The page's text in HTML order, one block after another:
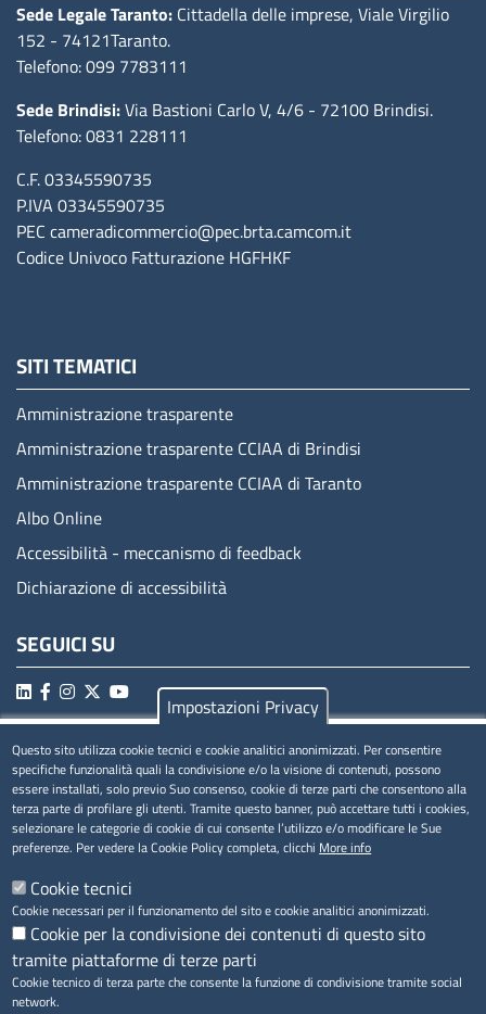
Sede Legale Taranto: Cittadella delle imprese, Viale Virgilio
152 - 74121Taranto.
Telefono: 099 7783111
Sede Brindisi:Via Bastioni Carlo V, 4/6 - 72100 Brindisi.
Telefono: 0831 228111
C.F. 03345590735
P.IVA 03345590735
PEC cameradicommercio@pec.brta.camcom.it
Codice Univoco Fatturazione HGFHKF
SITI TEMATICI
Amministrazione trasparente
Amministrazione trasparente CCIAA di Brindisi
Amministrazione trasparente CCIAA di Taranto
Albo Online
Accessibilità - meccanismo di feedback
Dichiarazione di accessibilità
SEGUICI SU
MENÚ PRIVACY
Privacy
Cookie
Note legali
Accesso riservato
Impostazioni Privacy
Questo sito utilizza cookie tecnici e cookie analitici anonimizzati. Per consentire
specifiche funzionalità quali la condivisione e/o la visione di contenuti, possono
essere installati, solo previo Suo consenso, cookie di terze parti che consentono alla
terza parte di profilare gli utenti. Tramite questo banner, può accettare tutti i cookies,
selezionare le categorie di cookie di cui consente l’utilizzo e/o modificare le Sue
preferenze. Per vedere la Cookie Policy completa, clicchi More info
Cookie tecnici
Cookie necessari per il funzionamento del sito e cookie analitici anonimizzati.
Cookie per la condivisione dei contenuti di questo sito
tramite piattaforme di terze parti
Cookie tecnico di terza parte che consente la funzione di condivisione tramite social
network.